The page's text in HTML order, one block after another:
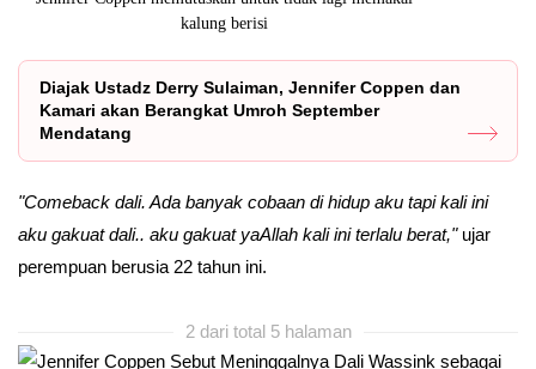
kalung berisi
Diajak Ustadz Derry Sulaiman, Jennifer Coppen dan
Kamari akan Berangkat Umroh September
Mendatang
"Comeback dali. Ada banyak cobaan di hidup aku tapi kali ini
aku gakuat dali.. aku gakuat yaAllah kali ini terlalu berat,"ujar
perempuan berusia 22 tahun ini.
2 dari total 5 halaman